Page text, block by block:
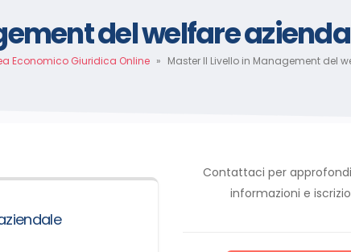
del welfare
Economico Giuridica Online » Master II Livello in Management del
Contattaci per
informazioni e